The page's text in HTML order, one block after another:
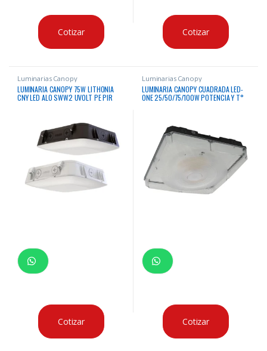
Cotizar Cotizar
Luminarias Canopy
LUMINARIA CANOPY 75W LITHONIA
CNY LED ALO SWW2 UVOLT PE PIR
Cotizar
Luminarias Canopy
LUMINARIA CANOPY CUADRADA LED-
ONE 25/50/75/100W POTENCIA Y T°
Cotizar